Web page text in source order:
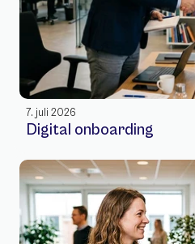
7. juli 2026
Digital onboarding